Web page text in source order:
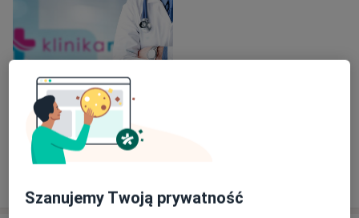
Zobacz galerię (1)
Szanujemy Twoją prywatność